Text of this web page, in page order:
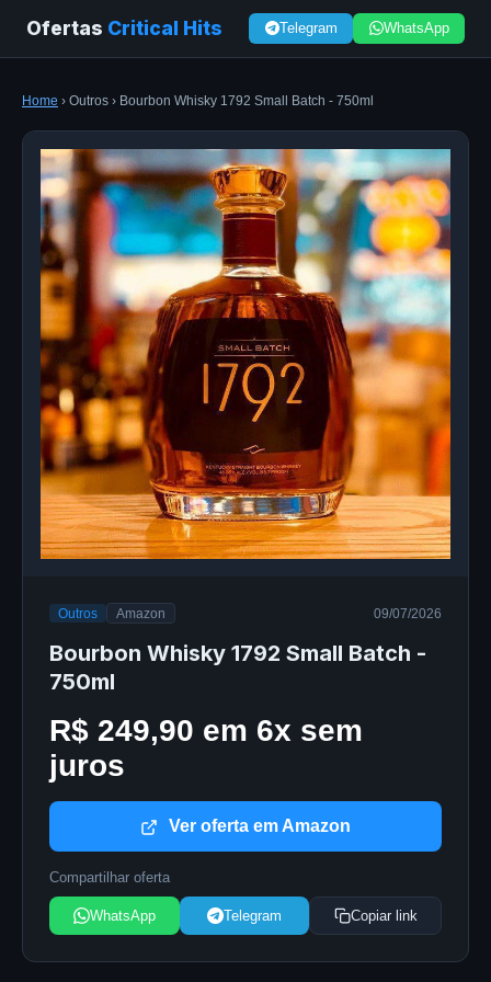
Ofertas Critical Hits Telegram WhatsApp
Home › Outros › Bourbon Whisky 1792 Small Batch - 750ml
Outros Amazon 09/07/2026
Bourbon Whisky 1792 Small Batch -
750ml
R$ 249,90 em 6x sem
juros
Ver oferta em Amazon
Compartilhar oferta
WhatsApp Telegram Copiar link